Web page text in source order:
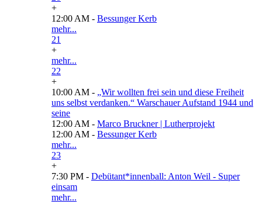
+
12:00 AM - Bessunger Kerb
mehr...
21
+
mehr...
22
+
10:00 AM - „Wir wollten frei sein und diese Freiheit
uns selbst verdanken.“ Warschauer Aufstand 1944 und
seine
12:00 AM - Marco Bruckner | Lutherprojekt
12:00 AM - Bessunger Kerb
mehr...
23
+
7:30 PM - Debütant*innenball: Anton Weil - Super
einsam
mehr...